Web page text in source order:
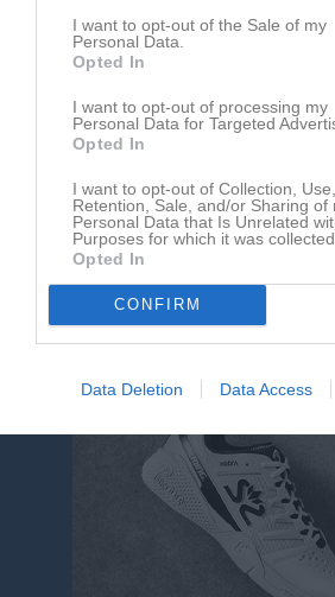
I want to opt-out of the Sale of my
Personal Data.
Opted In
I want to opt-out of processing my
Personal Data for Targeted
Opted In
I want to opt-out of Collection, Use,
Retention, Sale, and/or Sharing of
Personal Data that Is Unrelated
Purposes for which it was collected.
Opted In
CONFIRM
Data Deletion Data Access
hittar mer info och länk till
Nyheter från föreningen
Succé för Sommarlovsfotbollen
P-2011 deltar i Gothia Cup
Intensiv cuphelg
21 jun
Anmäl Dig till Sommarlovsfotbollen 4-5